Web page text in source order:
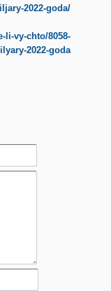
2022-goda/
li-vy-chto/8058-
2022-goda